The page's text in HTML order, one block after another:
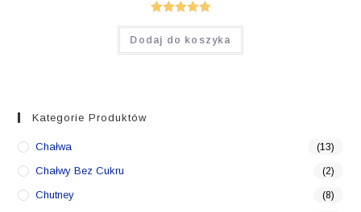
Oceniono
5.00na 5
Dodaj do koszyka
Kategorie Produktów
Chałwa (13)
Chałwy Bez Cukru (2)
Chutney (8)